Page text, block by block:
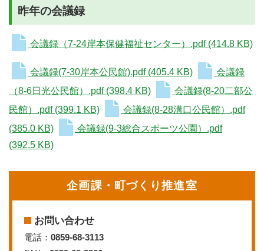
昨年の会議録
会議録（7-24岸本保健福祉センター）.pdf (414.8 KB)
会議録(7-30岸本公民館).pdf (405.4 KB)
会議録
（8-6日光公民館）.pdf (398.4 KB)
会議録(8-20二部公
民館）.pdf (399.1 KB)
会議録(8-28溝口公民館）.pdf
(385.0 KB)
会議録(9-3総合スポーツ公園）.pdf
(392.5 KB)
企画課・町づくり推進室
お問い合わせ
電話： 0859-68-3113